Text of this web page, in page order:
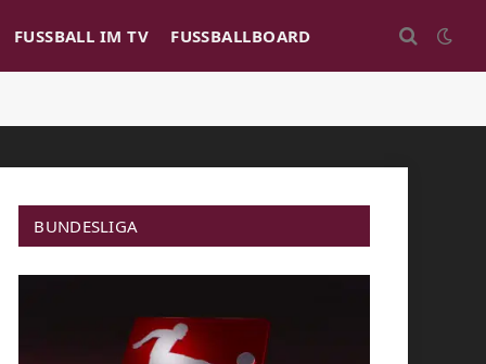
FUSSBALL IM TV FUSSBALLBOARD
BUNDESLIGA